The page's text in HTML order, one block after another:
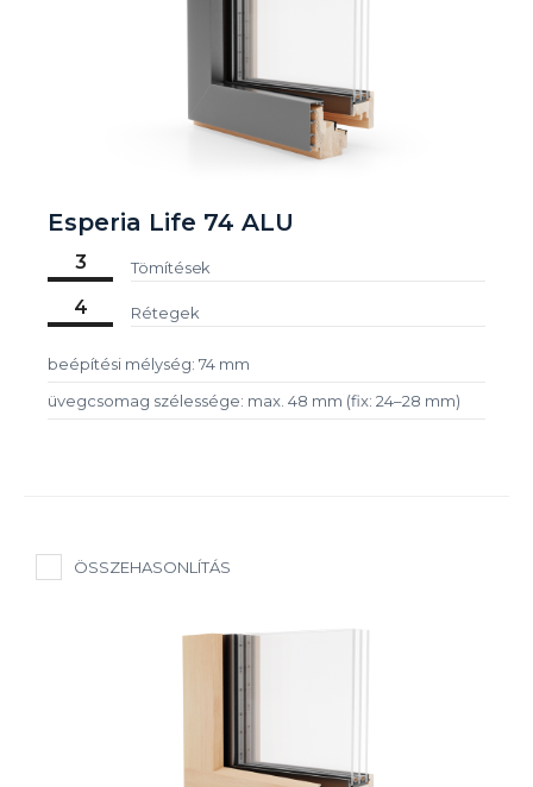
Esperia Life 74 ALU
3 Tömítések
4 Rétegek
beépítési mélység: 74 mm
üvegcsomag szélessége: max. 48 mm (fix: 24–28 mm)
ÖSSZEHASONLÍTÁS